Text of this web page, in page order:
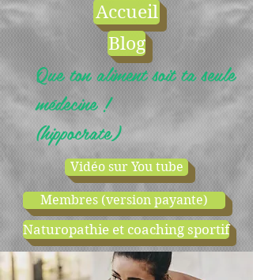
Accueil
Blog
Que ton aliment soit ta seule
médecine !
(hippocrate)
Vidéo sur You tube
Membres (version payante)
Naturopathie et coaching sportif